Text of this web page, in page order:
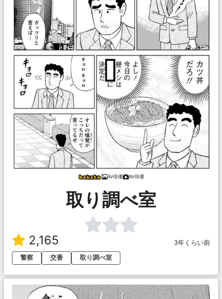
AV俳優 AV俳優
取り調べ室
2,165
3年くらい前
警察
交番 取り調べ室